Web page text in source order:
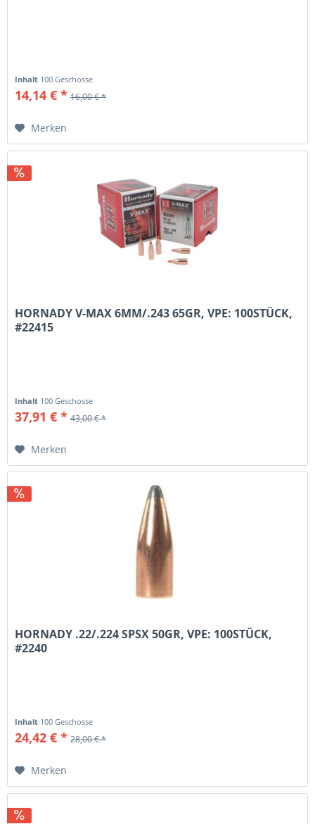
Inhalt 100 Geschosse
14,14 € * 16,00 € *
Merken
HORNADY V-MAX 6MM/.243 65GR, VPE: 100STÜCK,
#22415
Inhalt 100 Geschosse
37,91 € * 43,00 € *
Merken
HORNADY .22/.224 SPSX 50GR, VPE: 100STÜCK,
#2240
Inhalt 100 Geschosse
24,42 € * 28,00 € *
Merken